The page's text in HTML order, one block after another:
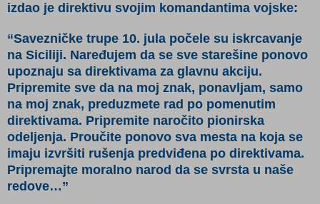
izdao je direktivu svojim komandantima vojske:
“Savezničke trupe 10. jula počele su iskrcavanje
na Siciliji. Naređujem da se sve starešine ponovo
upoznaju sa direktivama za glavnu akciju.
Pripremite sve da na moj znak, ponavljam, samo
na moj znak, preduzmete rad po pomenutim
direktivama. Pripremite naročito pionirska
odeljenja. Proučite ponovo sva mesta na koja se
imaju izvršiti rušenja predviđena po direktivama.
Pripremajte moralno narod da se svrsta u naše
redove…”